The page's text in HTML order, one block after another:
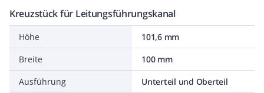
Kreuzstück für Leitungsführungskanal
Höhe
101,6 mm
Breite
100 mm
Ausführung
Unterteil und Oberteil